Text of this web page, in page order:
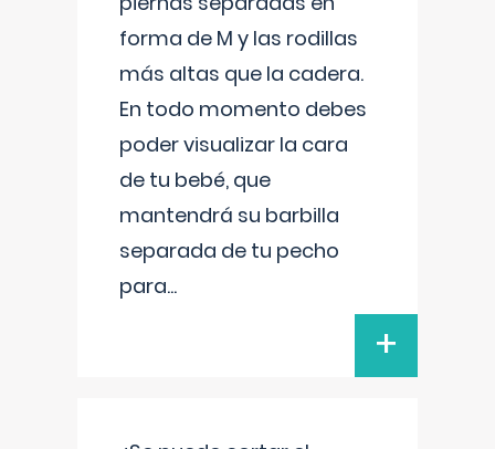
forma de M y las rodillas
más altas que la cadera.
En todo momento debes
poder visualizar la cara
de tu bebé, que
mantendrá su barbilla
separada de tu pecho
para...
+